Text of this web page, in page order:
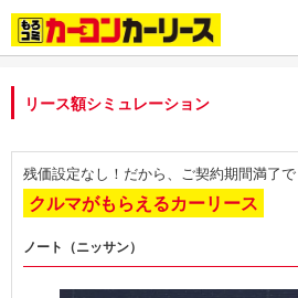
リース額シミュレーション
残価設定なし！だから、ご契約期間満了で
クルマがもらえるカーリース
ノート（ニッサン）